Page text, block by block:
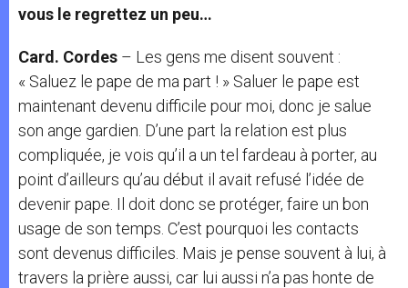
vous le regrettez un peu…
Card. Cordes – Les gens me disent souvent :
« Saluez le pape de ma part ! » Saluer le pape est
maintenant devenu difficile pour moi, donc je salue
son ange gardien. D’une part la relation est plus
compliquée, je vois qu’il a un tel fardeau à porter, au
point d’ailleurs qu’au début il avait refusé l’idée de
devenir pape. Il doit donc se protéger, faire un bon
usage de son temps. C’est pourquoi les contacts
sont devenus difficiles. Mais je pense souvent à lui, à
travers la prière aussi, car lui aussi n’a pas honte de